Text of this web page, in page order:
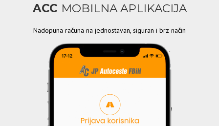
ACC MOBILNA APLIKACIJA
Nadopuna računa na jednostavan, siguran i brz način